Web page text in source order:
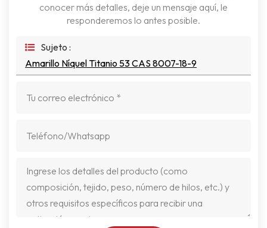
conocer más detalles, deje un mensaje aquí, le
responderemos lo antes posible.
Sujeto :
Amarillo Níquel Titanio 53 CAS 8007-18-9